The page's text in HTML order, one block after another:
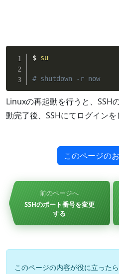
$ su
# shutdown -r now
Linuxの再起動を行うと、SSH
動完了後、SSHにてログインを
このページの
前のページへ
SSHのポート番号を変更
する
このページの内容が役に立ったら